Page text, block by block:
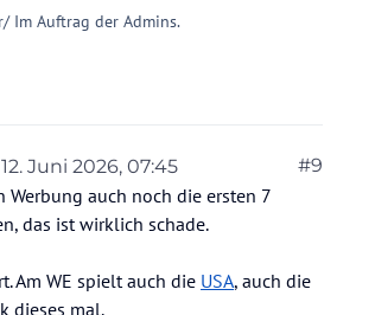
Im Auftrag der Admins.
12. Juni 2026, 07:45
von Ahotep26. Dez. 2026, 08:19
#9
auch noch die ersten 7
das ist wirklich schade.
Am WE spielt auch die USA, auch die
dieses mal.